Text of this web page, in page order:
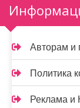
Авторам и
Политика
Реклама и